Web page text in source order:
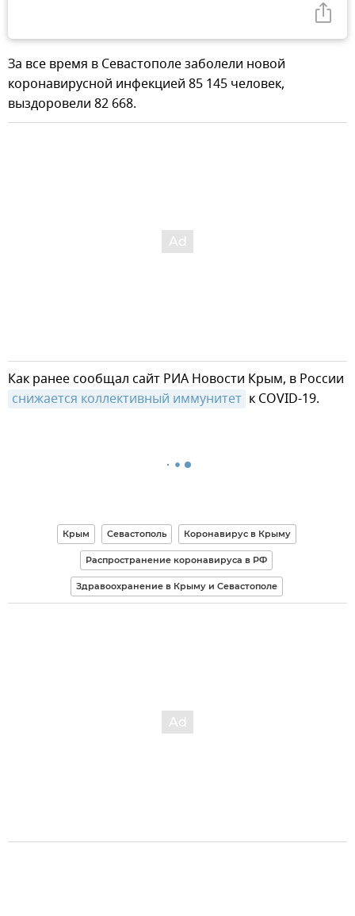
За все время в Севастополе заболели новой
коронавирусной инфекцией 85 145 человек,
выздоровели 82 668.
Как ранее сообщал сайт РИА Новости Крым, в России
снижается коллективный иммунитет к COVID-19.
Крым Севастополь Коронавирус в Крыму
Распространение коронавируса в РФ
Здравоохранение в Крыму и Севастополе